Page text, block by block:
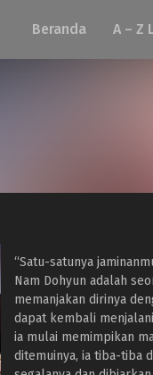
Beranda A – Z
“Satu-satunya
Nam Dohyun adalah
memanjakan dirinya
dapat kembali
ia mulai memimpikan
ditemuinya, ia tiba-tiba